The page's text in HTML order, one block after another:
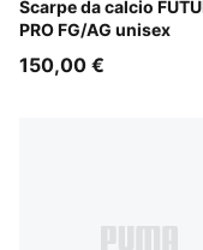
Scarpe da calcio
PRO FG/AG unisex
Sugared Almond-
150,00 €